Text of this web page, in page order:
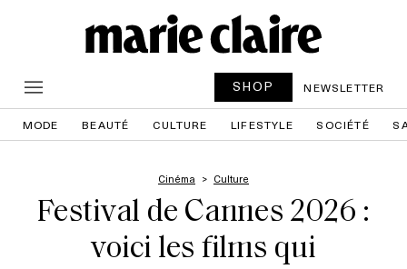
SHOP NEWSLETTER
MODE BEAUTÉ CULTURE LIFESTYLE SOCIÉTÉ
Cinéma Culture
Festival de Cannes 2026 :
voici les films qui